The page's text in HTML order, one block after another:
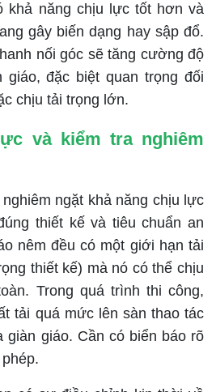
khả năng chịu lực tốt hơn và
gây biến dạng hay sập đổ.
nối góc sẽ tăng cường độ
đặc biệt quan trọng đối
chịu tải trọng lớn.
và kiểm tra nghiêm
ngặt khả năng chịu lực
thiết kế và tiêu chuẩn an
nêm đều có một giới hạn tải
thiết kế) mà nó có thể chịu
Trong quá trình thi công,
tải quá mức lên sàn thao tác
giàn giáo. Cần có biển báo rõ